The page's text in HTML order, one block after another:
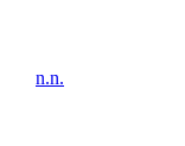
n.n.